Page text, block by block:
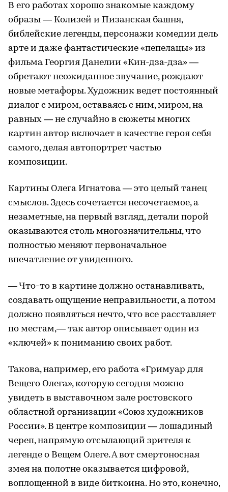
В его работах хорошо знакомые каждому
образы — Колизей и Пизанская башня,
библейские легенды, персонажи комедии дель
арте и даже фантастические «пепелацы» из
фильма Георгия Данелии «Кин-дза-дза» —
обретают неожиданное звучание, рождают
новые метафоры. Художник ведет постоянный
диалог с миром, оставаясь с ним, миром, на
равных — не случайно в сюжеты многих
картин автор включает в качестве героя себя
самого, делая автопортрет частью
композиции.
Картины Олега Игнатова — это целый танец
смыслов. Здесь сочетается несочетаемое, а
незаметные, на первый взгляд, детали порой
оказываются столь многозначительны, что
полностью меняют первоначальное
впечатление от увиденного.
— Что-то в картине должно останавливать,
создавать ощущение неправильности, а потом
должно появляться нечто, что все расставляет
по местам,— так автор описывает один из
«ключей» к пониманию своих работ.
Такова, например, его работа «Гримуар для
Вещего Олега», которую сегодня можно
увидеть в выставочном зале ростовского
областной организации «Союз художников
России». В центре композиции — лошадиный
череп, напрямую отсылающий зрителя к
легенде о Вещем Олеге. А вот смертоносная
змея на полотне оказывается цифровой,
воплощенной в виде биткоина. Но это, конечно,